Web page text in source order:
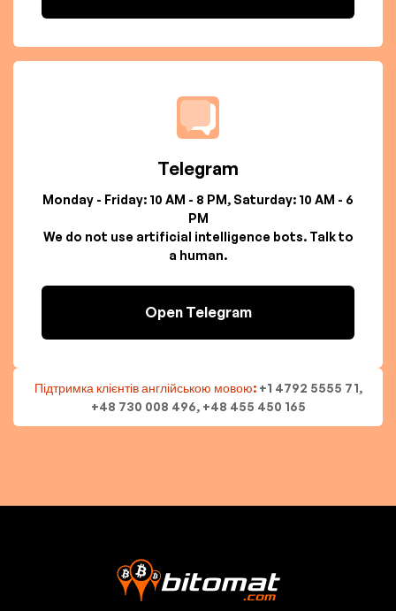
Telegram
Monday - Friday: 10 AM - 8 PM, Saturday: 10 AM - 6
PM
We do not use artificial intelligence bots. Talk to
a human.
Open Telegram
Підтримка клієнтів англійською мовою: +1 4792 5555 71,
+48 730 008 496, +48 455 450 165